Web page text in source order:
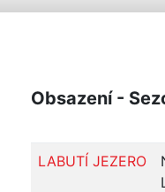
Obsazení -
LABUTÍ JEZERO